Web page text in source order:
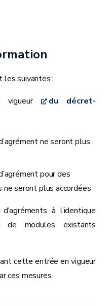
les suivantes :
du décret-
ne seront plus
pour des
seront plus accordées
à l’identique
de modules existants
cette entrée en vigueur
ces mesures.